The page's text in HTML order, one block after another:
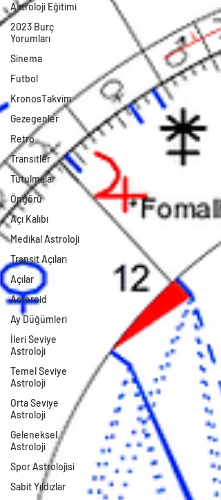
Astroloji Eğitimi
2023 Burç
Yorumları
Sinema
Futbol
KronosTakvim
Gezegenler
Retro
Transitler
Tutulmalar
Öngörü
Açı Kalıbı
Medikal Astroloji
Transit Açıları
Açılar
Asteroid
Ay Düğümleri
İleri Seviye
Astroloji
Temel Seviye
Astroloji
Orta Seviye
Astroloji
Geleneksel
Astroloji
Spor Astrolojisi
Sabit Yıldızlar